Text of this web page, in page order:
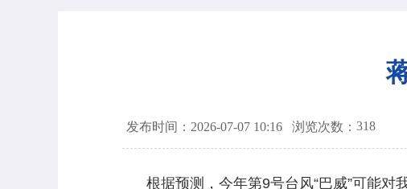
发布时间：2026-07-07 10:16 浏览次数： 318
根据预测，今年第9号台风“巴威”可能对